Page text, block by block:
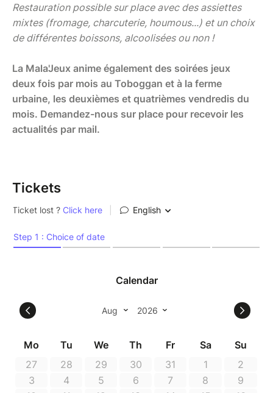
Restauration possible sur place avec des assiettes
mixtes (fromage, charcuterie, houmous...) et un choix
de différentes boissons, alcoolisées ou non !
La Mala'Jeux anime également des soirées jeux
deux fois par mois au Toboggan et à la ferme
urbaine, les deuxièmes et quatrièmes vendredis du
mois. Demandez-nous sur place pour recevoir les
actualités par mail.
Tickets